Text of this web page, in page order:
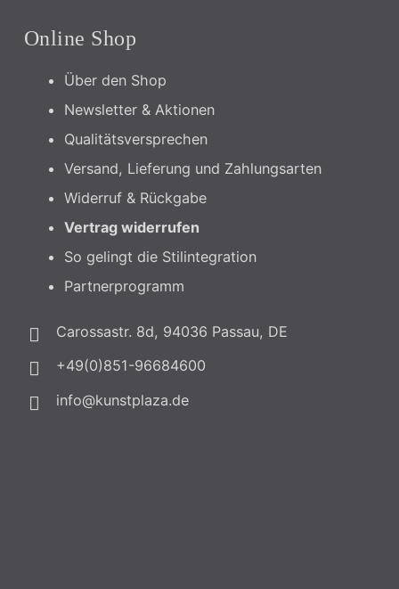
Online Shop
Über den Shop
Newsletter & Aktionen
Qualitätsversprechen
Versand, Lieferung und Zahlungsarten
Widerruf & Rückgabe
Vertrag widerrufen
So gelingt die Stilintegration
Partnerprogramm
Carossastr. 8d, 94036 Passau, DE
+49(0)851-96684600
info@kunstplaza.de